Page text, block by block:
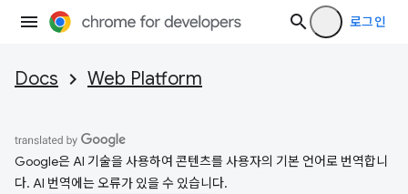
로그인
Docs Web Platform
Google은 AI 기술을 사용하여 콘텐츠를 사용자의 기본 언어로 번역합니
다. AI 번역에는 오류가 있을 수 있습니다.